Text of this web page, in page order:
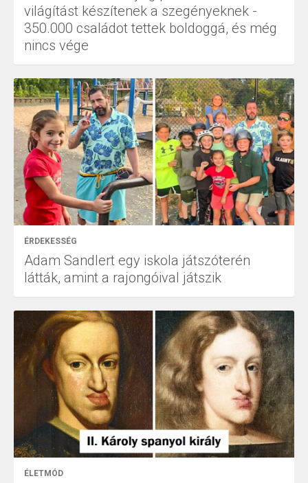
világítást készítenek a szegényeknek -
350.000 családot tettek boldoggá, és még
nincs vége
ÉRDEKESSÉG
Adam Sandlert egy iskola játszóterén
látták, amint a rajongóival játszik
ÉLETMÓD